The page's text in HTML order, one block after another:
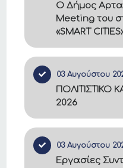
Ο Δήμος
Meeting του
«SMART
03 Αυγούστου
ΠΟΛΙΤΙΣΤΙΚΟ
2026
03 Αυγούστου
Εργασίες